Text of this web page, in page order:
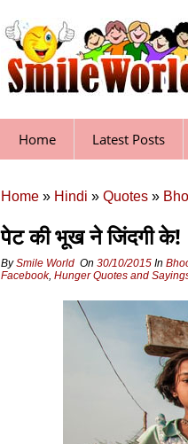
Home Latest Posts
Home » Hindi » Quotes »
पेट की भूख ने जिंदगी
BySmile World On 30/10/2015 In
Facebook, Hunger Quotes and